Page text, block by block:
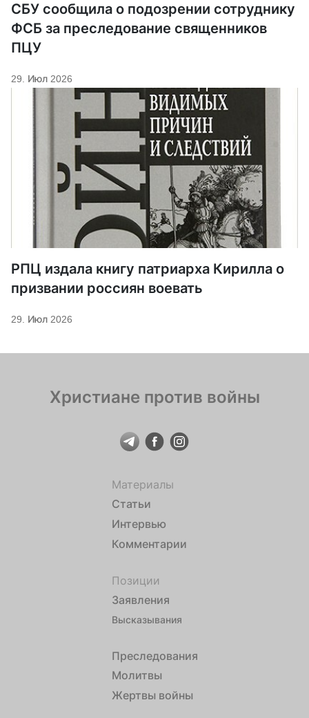
СБУ сообщила о подозрении сотруднику
ФСБ за преследование священников
ПЦУ
29. Июл 2026
РПЦ издала книгу патриарха Кирилла о
призвании россиян воевать
29. Июл 2026
Христиане против войны
Материалы
Статьи
Интервью
Комментарии
Позиции
Заявления
Высказывания
Преследования
Молитвы
Жертвы войны